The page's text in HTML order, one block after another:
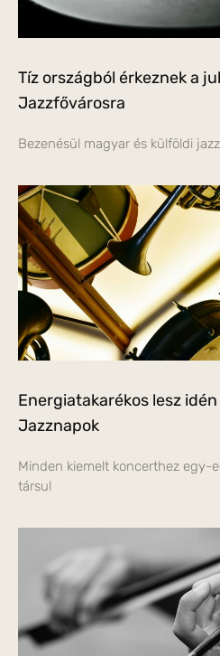
Tíz országból érkeznek a
Jazzfővárosra
Bezenésül magyar és külföldi
Energiatakarékos lesz
Jazznapok
Minden kiemelt koncerthez egy-
társul